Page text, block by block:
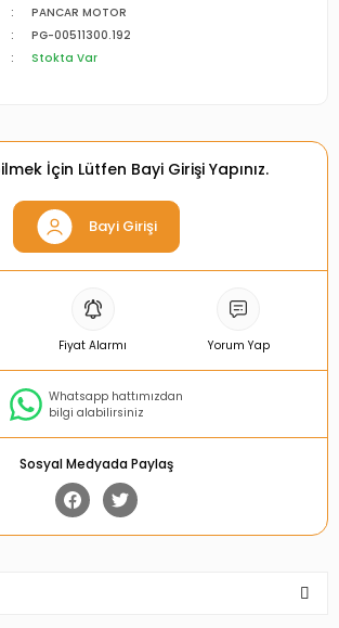
PANCAR MOTOR
PG-00511300.192
Stokta Var
İçin Lütfen Bayi Girişi Yapınız.
Bayi Girişi
Fiyat Alarmı Yorum Yap
Whatsapp hattımızdan
bilgi alabilirsiniz
Sosyal Medyada Paylaş